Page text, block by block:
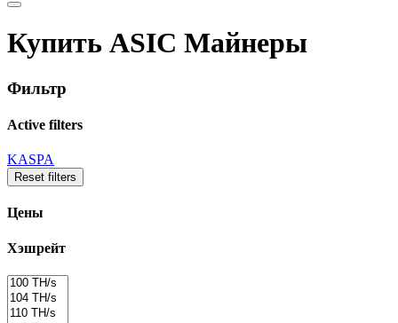
Купить ASIC Майнеры
Фильтр
Active filters
KASPA
Reset filters
Цены
Хэшрейт